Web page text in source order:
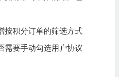
按积分订单的筛选方式
需要手动勾选用户协议